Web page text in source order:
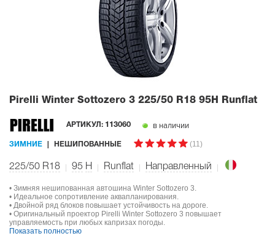
Pirelli Winter Sottozero 3 225/50 R18 95H Runflat
АРТИКУЛ: 113060 в наличии
ЗИМНИЕ НЕШИПОВАННЫЕ (11)
225/50 R18 95 H Runflat Направленный
• Зимняя нешипованная автошина Winter Sottozero 3.
• Идеальное сопротивление аквапланирования.
• Двойной ряд блоков повышает устойчивость на дороге.
• Оригинальный проектор Pirelli Winter Sottozero 3 повышает
управляемость при любых капризах погоды.
Показать полностью